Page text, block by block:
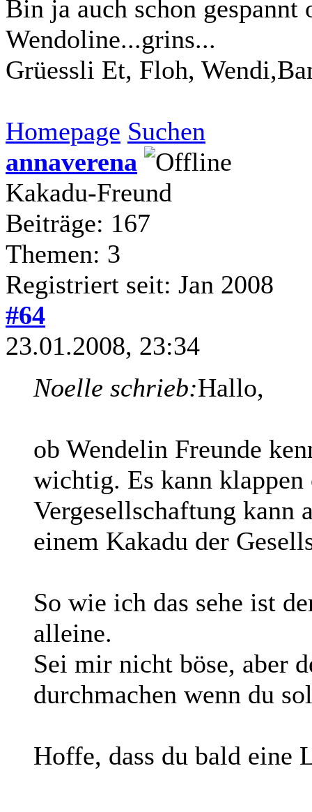
Bin ja auch schon
Wendoline...grins...
Grüessli Et, Floh,
Homepage Suchen
annaverena
Kakadu-Freund
Beiträge: 167
Themen: 3
Registriert seit: Jan 2008
#64
23.01.2008, 23:34
Noelle schrieb:Hallo,
ob Wendelin Freunde
wichtig. Es kann
Vergesellschaftung kann
einem Kakadu der
So wie ich das sehe ist
alleine.
Sei mir nicht böse, aber
durchmachen wenn du
Hoffe, dass du bald eine